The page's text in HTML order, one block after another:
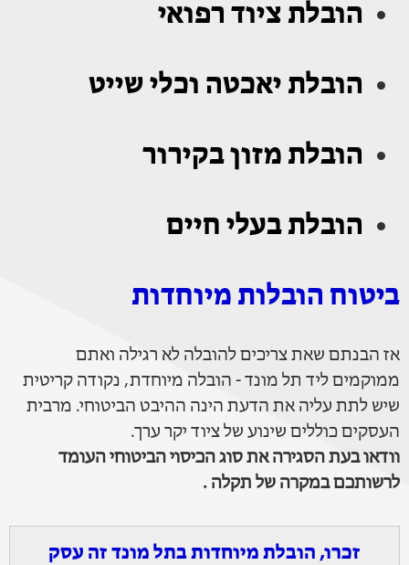
הובלת ציוד רפואי
הובלת יאכטה וכלי שייט
הובלת מזון בקירור
הובלת בעלי חיים
ביטוח הובלות מיוחדות
אז הבנתם שאת צריכים להובלה לא רגילה ואתם
ממוקמים ליד תל מונד - הובלה מיוחדת, נקודה קריטית
שיש לתת עליה את הדעת הינה ההיבט הביטוחי. מרבית
העסקים כוללים שינוע של ציוד יקר ערך.
וודאו בעת הסגירה את סוג הכיסוי הביטוחי העומד
לרשותכם במקרה של תקלה .
זכרו, הובלת מיוחדות בתל מונד זה עסק